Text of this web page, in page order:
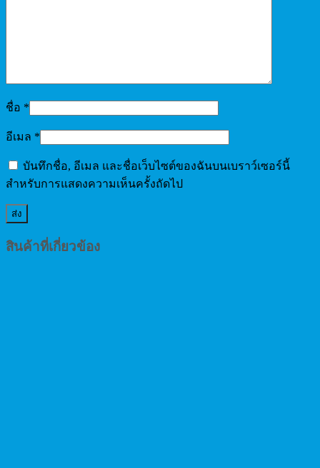
ชื่อ *
อีเมล *
บันทึกชื่อ, อีเมล และชื่อเว็บไซต์ของฉันบนเบราว์เซอร์นี้
สำหรับการแสดงความเห็นครั้งถัดไป
สินค้าที่เกี่ยวข้อง